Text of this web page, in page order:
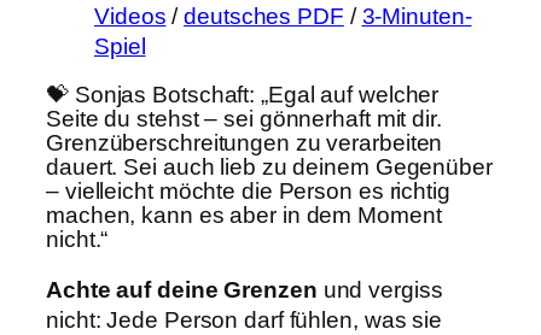
Videos /deutsches PDF /3-Minuten-
Spiel
💝 Sonjas Botschaft: „Egal auf welcher
Seite du stehst – sei gönnerhaft mit dir.
Grenzüberschreitungen zu verarbeiten
dauert. Sei auch lieb zu deinem Gegenüber
– vielleicht möchte die Person es richtig
machen, kann es aber in dem Moment
nicht.“
Achte auf deine Grenzen und vergiss
nicht: Jede Person darf fühlen, was sie